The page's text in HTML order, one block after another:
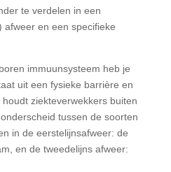
te verdelen in een
en een specifieke
immuunsysteem heb je
uit een fysieke barrière en
ziekteverwekkers buiten
tussen de soorten
in de eerstelijnsafweer: de
en de tweedelijns afweer: